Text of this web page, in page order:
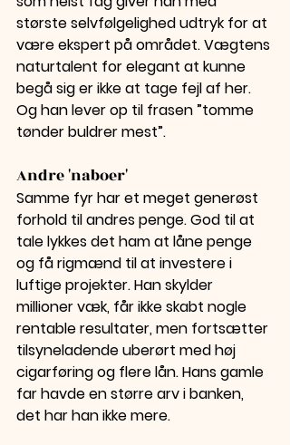
største selvfølgelighed udtryk for at
være ekspert på området. Vægtens
naturtalent for elegant at kunne
begå sig er ikke at tage fejl af her.
Og han lever op til frasen ”tomme
tønder buldrer mest”.
Andre 'naboer'
Samme fyr har et meget generøst
forhold til andres penge. God til at
tale lykkes det ham at låne penge
og få rigmænd til at investere i
luftige projekter. Han skylder
millioner væk, får ikke skabt nogle
rentable resultater, men fortsætter
tilsyneladende uberørt med høj
cigarføring og flere lån. Hans gamle
far havde en større arv i banken,
det har han ikke mere.